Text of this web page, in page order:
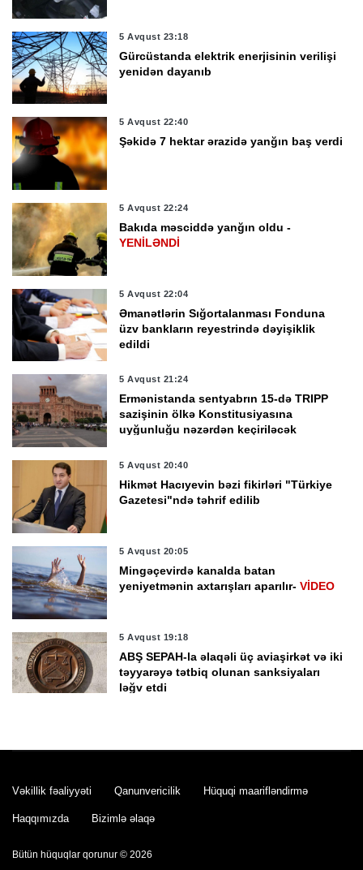
5 Avqust 23:18
Gürcüstanda elektrik enerjisinin verilişi
yenidən dayanıb
5 Avqust 22:40
Şəkidə 7 hektar ərazidə yanğın baş verdi
5 Avqust 22:24
Bakıda məsciddə yanğın oldu -
YENİLƏNDİ
5 Avqust 22:04
Əmanətlərin Sığortalanması Fonduna
üzv bankların reyestrində dəyişiklik
edildi
5 Avqust 21:24
Ermənistanda sentyabrın 15-də TRIPP
sazişinin ölkə Konstitusiyasına
uyğunluğu nəzərdən keçiriləcək
5 Avqust 20:40
Hikmət Hacıyevin bəzi fikirləri "Türkiye
Gazetesi"ndə təhrif edilib
5 Avqust 20:05
Mingəçevirdə kanalda batan
yeniyetmənin axtarışları aparılır-VİDEO
5 Avqust 19:18
ABŞ SEPAH-la əlaqəli üç aviaşirkət və iki
təyyarəyə tətbiq olunan sanksiyaları
ləğv etdi
MN-in “İstirahət ev”nin sabiq rəisi
Vəkillik fəaliyyəti Qanunvericilik Hüquqi maarifləndirmə
Haqqımızda Bizimlə əlaqə
Bütün hüquqlar qorunur © 2026